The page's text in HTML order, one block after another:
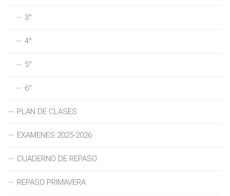
3°
4°
5°
6°
PLAN DE CLASES
EXAMENES 2025-2026
CUADERNO DE REPASO
REPASO PRIMAVERA